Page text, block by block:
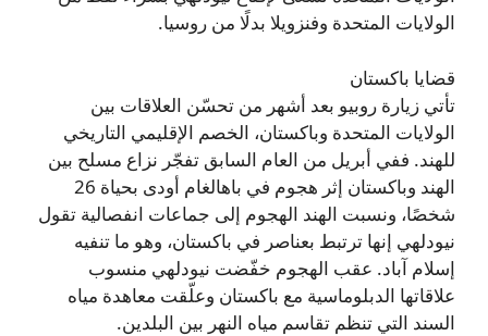
الولايات المتحدة وفنزويلا بدلًا من روسيا.
قضايا باكستان
تأتي زيارة روبيو بعد أشهر من تحسّن العلاقات بين
الولايات المتحدة وباكستان، الخصم الإقليمي التاريخي
للهند. ففي أبريل من العام السابق تفجّر نزاع مسلح بين
الهند وباكستان إثر هجوم في باهالغام أودى بحياة 26
شخصًا، ونسبت الهند الهجوم إلى جماعات انفصالية تقول
نيودلهي إنها ترتبط بعناصر في باكستان، وهو ما تنفيه
إسلام آباد. عقب الهجوم خفّضت نيودلهي منسوب
علاقاتها الدبلوماسية مع باكستان وعلّقت معاهدة مياه
السند التي تنظم تقاسم مياه النهر بين البلدين.